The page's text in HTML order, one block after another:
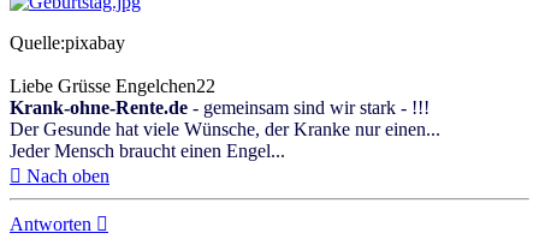
Quelle:pixabay
Liebe Grüsse Engelchen22
Krank-ohne-Rente.de - gemeinsam sind wir stark - !!!
Der Gesunde hat viele Wünsche, der Kranke nur einen...
Jeder Mensch braucht einen Engel...
Nach oben
Antworten